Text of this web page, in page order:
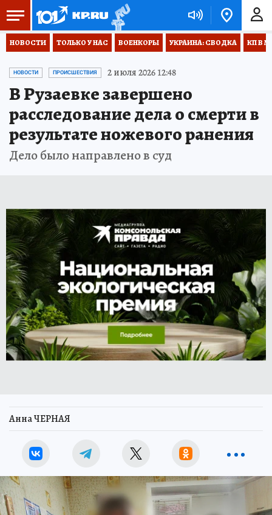
НОВОСТИ ТОЛЬКО У НАС ВОЕНКОРЫ УКРАИНА: СВОДКА КП В
НОВОСТИ ПРОИСШЕСТВИЯ 2 июля 2026 12:48
В Рузаевке завершено
расследование дела о смерти в
результате ножевого ранения
Дело было направлено в суд
Анна ЧЕРНАЯ